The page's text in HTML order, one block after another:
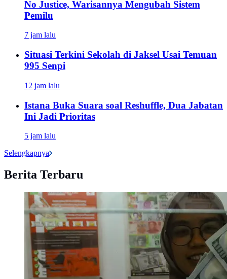
No Justice, Warisannya Mengubah Sistem
Pemilu
7 jam lalu
Situasi Terkini Sekolah di Jaksel Usai Temuan
995 Senpi
12 jam lalu
Istana Buka Suara soal Reshuffle, Dua Jabatan
Ini Jadi Prioritas
5 jam lalu
Selengkapnya
Berita Terbaru